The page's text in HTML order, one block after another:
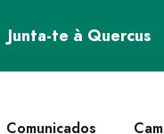
Junta-te à Quercus
Comunicados